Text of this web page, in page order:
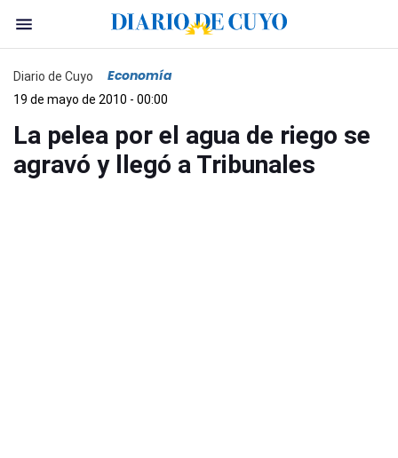
Diario de Cuyo Economía
19 de mayo de 2010 - 00:00
La pelea por el agua de riego se
agravó y llegó a Tribunales